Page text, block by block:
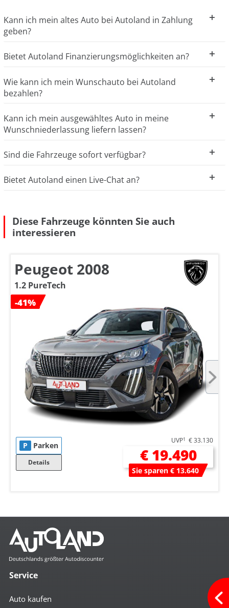
Kann ich mein altes Auto bei Autoland in Zahlung
geben?
Bietet Autoland Finanzierungsmöglichkeiten an?
Wie kann ich mein Wunschauto bei Autoland
bezahlen?
Kann ich mein ausgewähltes Auto in meine
Wunschniederlassung liefern lassen?
Sind die Fahrzeuge sofort verfügbar?
Bietet Autoland einen Live-Chat an?
Diese Fahrzeuge könnten Sie auch
interessieren
Peugeot 2008
1.2 PureTech
-41%
P Parken
Details
UVP1 € 33.130
€ 19.490
Sie sparen € 13.640
Service
Auto kaufen